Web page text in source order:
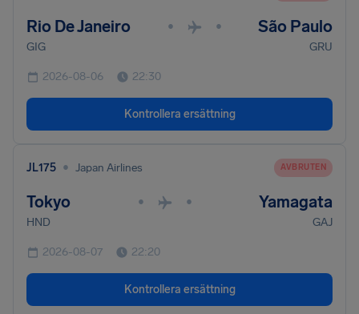
Rio De Janeiro • • São Paulo
GIG GRU
2026-08-06 22:30
Kontrollera ersättning
JL175 • Japan Airlines AVBRUTEN
Tokyo • • Yamagata
HND GAJ
2026-08-07 22:20
Kontrollera ersättning